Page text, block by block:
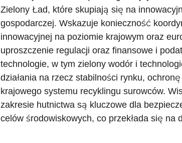
Zielony Ład, które skupiają się na
gospodarczej. Wskazuje konieczność
innowacyjnej na poziomie krajowym oraz
uproszczenie regulacji oraz finansowe i
technologie, w tym zielony wodór i
działania na rzecz stabilności rynku,
krajowego systemu recyklingu surowców.
zakresie hutnictwa są kluczowe dla
celów środowiskowych, co przekłada się na